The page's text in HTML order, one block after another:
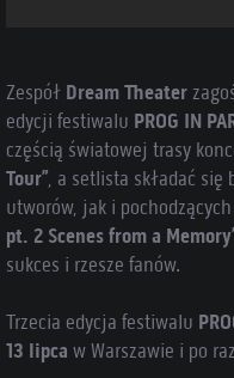
Zespół Dream Theater
edycji festiwalu PROG IN
częścią światowej trasy
Tour”, a setlista składać się
utworów, jak i
pt. 2 Scenes from a
sukces i rzesze fanów.
Trzecia edycja festiwalu
13 lipca w Warszawie i po